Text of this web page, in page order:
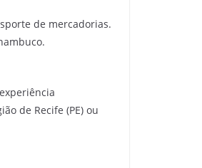
de mercadorias.
de Recife (PE) ou